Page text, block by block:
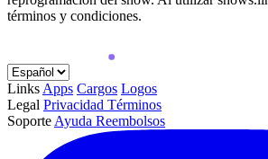
términos y condiciones.
Links Apps Cargos Logos
Legal Privacidad Términos
Soporte Ayuda Reembolsos